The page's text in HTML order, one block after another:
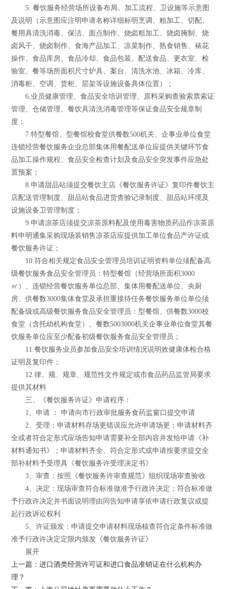
5. 餐饮服务经营场所设备布局、加工流程、卫设施等示意图
及说明（示意图应注明申请名称详细标明烹调、粗加工、切配、
餐用具清洗消毒、保洁、面点制作、烧卤粗加工、烧卤腌制、烧
卤风干、烧卤制作、食海产品加工、凉菜制作、熟食销售、裱花
操作、食品库房、食品冷却、食品包装、配送食品、更衣室、检
验室、餐等场所面积尺寸炉具、案台、清洗水池、冰箱、冷库、
消毒柜、空调、货柜、层架等设施设备具体位置）；
6.业员健康管理、食品安全培训管理、原料采购查验索票索证
管理、仓储管理、餐饮具清洗消毒管理等保证食品安全规章制
度；
7.特型餐馆、型餐馆校食堂供餐数500机关、企事业单位食堂
连锁经营餐饮服务企业总部集体用餐配送单位应提供关键环节食
品加工操作规程、食品安全检查计划及食品安全突发事件应急处
置预案；
8.申请甜品站须提交餐饮主店《餐饮服务许证》复印件餐饮主
店配送管理制度、甜品站食品进货查验记录制度、甜品站环境及
设施设备卫管理制度；
9.申请凉茶店须提交凉茶原料配及使用毒害物质药品作凉茶原
料申明通集采购现场装销售凉茶店应提供加工单位食品产许证或
餐饮服务许证；
10.符合相关规定食品安全管理员培训证明资料单位须配备高
级餐饮服务食品安全管理员：特型餐馆（经营场所面积3000
㎡）、连锁经营餐饮服务单位总部、集体用餐配送单位、央厨
房、供餐数3000集体食堂及承担重接待任务餐饮服务单位单位须
配备级或高级餐饮服务食品安全管理员：型餐馆、供餐数3000校
食堂（含托幼机构食堂）、餐数5003000机关企事业单位食堂其餐
饮服务单位应至少配备初级餐饮服务食品安全管理员；
11.餐饮服务业员参加食品安全培训情况说明效健康体检合格
证明及复印件；
12.律、规、规章、规范性文件规定或市食品药品监管局要求
提供其材料
三、《餐饮服务许证》申请程序：
1、申请 ： 申请向市行政审批服务食药监窗口提交申请
2、受理：申请材料存场更错误应允许申请场更；申请材料齐
全或者符合定形式应场告知申请需要补全部内容并发给申请《补
材料通知书》；申请材料齐全、符合定形式或申请按要求提交全
部补材料予受理具《餐饮服务许受理决定书》
3、审查：按照《餐饮服务许审查规范》组织现场审查验收
4、决定：现场审查符合标准做准予行政许决定；符合标准做
予行政许决定并书面说明理由同告知申请享依申请行政复议或提
起行政诉讼权利
5、许证颁发：申请提交申请材料现场核查符合定条件标准做
准予行政许决定定限内颁发《餐饮服务许证》
展开
上一篇：进口酒类经营许可证和进口食品准销证在什么机构办
理？